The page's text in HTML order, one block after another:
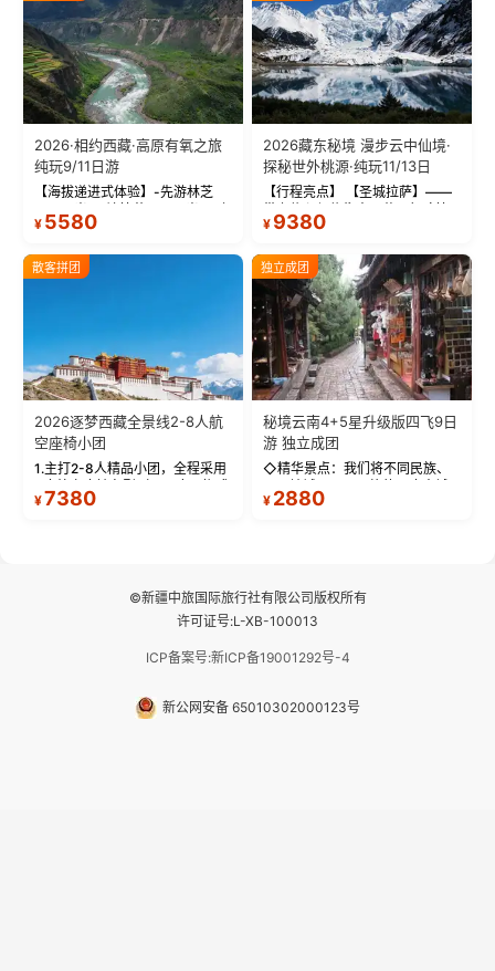
2026·相约西藏·高原有氧之旅
纯玩9/11日游
【海拔递进式体验】-先游林芝
(2900米)再访拉萨(3650米)，亲
测 99%游客零高反 。 【贴心保
反根本不是事儿 ！ 【无人机航
拍】-雪山/圣湖/...
¥ 5580
2026藏东秘境 漫步云中仙境·
探秘世外桃源·纯玩11/13日
【行程亮点】 【圣城拉萨】——
带上信心与信仰去西藏，行吟拉
萨，感受这座城与生俱来的与众
城堡寺院于一体的宏伟建筑，是
西藏最完整的古代...
¥ 9380
散客拼团
2026逐梦西藏全景线2-8人航
空座椅小团
1.主打2-8人精品小团，全程采用
9座航空座椅车型（360度环抱式
座舱），提供VIP级别的舒适出行
¥7380
独立成团
秘境云南4+5星升级版四飞9日
游 独立成团
◇精华景点：我们将不同民族、
不同地域、不同风格的三座古城
—【大理古城、丽江古城、香格
¥ 2880
©新疆中旅国际旅行社有限公司版权所有
许可证号:L-XB-100013
ICP备案号:新ICP备19001292号-4
新公网安备 65010302000123号